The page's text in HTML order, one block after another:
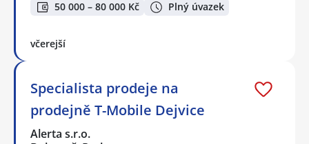
50 000 – 80 000 Kč Plný úvazek
včerejší
Specialista prodeje na
prodejně T-Mobile Dejvice
Alerta s.r.o.